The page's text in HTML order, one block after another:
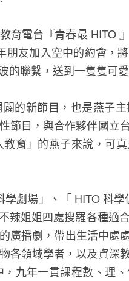
育電台『青春最 HITO
友加入空中的約會，
的聯繫，送到一隻隻可
的新節目，也是燕子
目，與合作夥伴國立
育」的燕子來說，可
學劇場」、「 HITO 科
辣姐姐四處搜羅各種適
廣播劇，帶出生活中處
各領域學者，以及資深
九年一貫課程數、理